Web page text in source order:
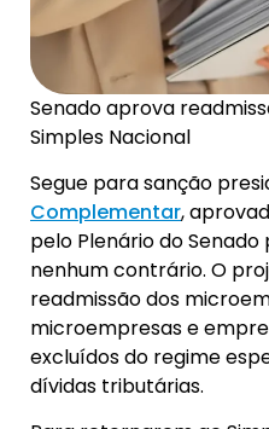
Senado aprova
Simples Nacional
Segue para sanção
Complementar,
pelo Plenário do
nenhum contrário. O
readmissão dos
microempresas e
excluídos do regime
dívidas tributárias.